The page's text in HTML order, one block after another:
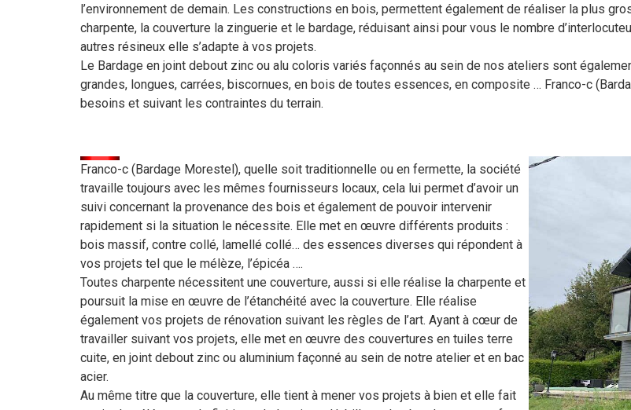
l’environnement de demain. Les constructions en bois, permettent également de réaliser la plus
charpente, la couverture la zinguerie et le bardage, réduisant ainsi pour vous le nombre
autres résineux elle s’adapte à vos projets.
Le Bardage en joint debout zinc ou alu coloris variés façonnés au sein de nos ateliers sont
grandes, longues, carrées, biscornues, en bois de toutes essences, en composite … Franco-c
besoins et suivant les contraintes du terrain.
Franco-c (Bardage Morestel), quelle soit traditionnelle ou en fermette, la société
travaille toujours avec les mêmes fournisseurs locaux, cela lui permet d’avoir un
suivi concernant la provenance des bois et également de pouvoir intervenir
rapidement si la situation le nécessite. Elle met en œuvre différents produits :
bois massif, contre collé, lamellé collé… des essences diverses qui répondent à
vos projets tel que le mélèze, l’épicéa ….
Toutes charpente nécessitent une couverture, aussi si elle réalise la charpente et
poursuit la mise en œuvre de l’étanchéité avec la couverture. Elle réalise
également vos projets de rénovation suivant les règles de l’art. Ayant à cœur de
travailler suivant vos projets, elle met en œuvre des couvertures en tuiles terre
cuite, en joint debout zinc ou aluminium façonné au sein de notre atelier et en bac
acier.
Au même titre que la couverture, elle tient à mener vos projets à bien et elle fait